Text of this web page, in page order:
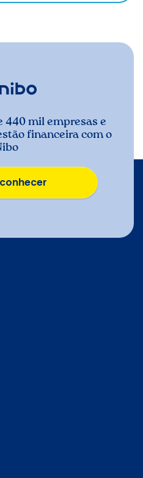
440 mil empresas e
financeira com o